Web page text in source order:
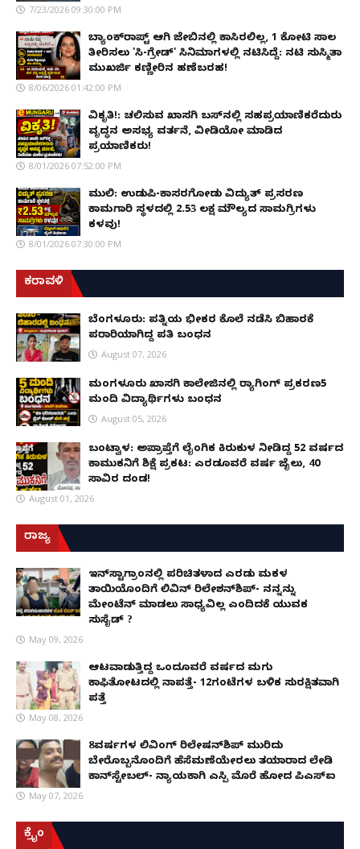
7/23/2026 09:30:00 PM
ಬ್ಯಾಂಕ್‌ರಾಪ್ಟ್‌ ಆಗಿ ಜೇಬಿನಲ್ಲಿ ಕಾಸಿರಲಿಲ್ಲ, ₹1 ಕೋಟಿ ಸಾಲ
ತೀರಿಸಲು 'ಸಿ-ಗ್ರೇಡ್' ಸಿನಿಮಾಗಳಲ್ಲಿ ನಟಿಸಿದ್ದೆ: ನಟಿ ಸುಸ್ಮಿತಾ
ಮುಖರ್ಜಿ ಕಣ್ಣೀರಿನ ಹಣೆಬರಹ!
8/06/2026 01:42:00 PM
ವಿಕೃತಿ!: ಚಲಿಸುವ ಖಾಸಗಿ ಬಸ್‌ನಲ್ಲಿ ಸಹಪ್ರಯಾಣಿಕರೆದುರು
ವೃದ್ಧನ ಅಸಭ್ಯ ವರ್ತನೆ, ವೀಡಿಯೋ ಮಾಡಿದ
ಪ್ರಯಾಣಿಕರು!
8/01/2026 07:52:00 PM
ಮುಲ್ಕಿ: ಉಡುಪಿ-ಕಾಸರಗೋಡು ವಿದ್ಯುತ್ ಪ್ರಸರಣ
ಕಾಮಗಾರಿ ಸ್ಥಳದಲ್ಲಿ ₹2.53 ಲಕ್ಷ ಮೌಲ್ಯದ ಸಾಮಗ್ರಿಗಳು
ಕಳವು!
8/01/2026 07:30:00 PM
ಕರಾವಳಿ
ಬೆಂಗಳೂರು: ಪತ್ನಿಯ ಭೀಕರ ಕೊಲೆ ನಡೆಸಿ ಬಿಹಾರಕ್ಕೆ
ಪರಾರಿಯಾಗಿದ್ದ ಪತಿ ಬಂಧನ
August 07, 2026
ಮಂಗಳೂರು ಖಾಸಗಿ ಕಾಲೇಜಿನಲ್ಲಿ ರ‌್ಯಾಗಿಂಗ್ ಪ್ರಕರಣ5
ಮಂದಿ ವಿದ್ಯಾರ್ಥಿಗಳು ಬಂಧನ
August 05, 2026
ಬಂಟ್ವಾಳ: ಅಪ್ರಾಪ್ತೆಗೆ ಲೈಂಗಿಕ ಕಿರುಕುಳ ನೀಡಿದ್ದ 52 ವರ್ಷದ
ಕಾಮುಕನಿಗೆ ಶಿಕ್ಷೆ ಪ್ರಕಟ: ಎರಡೂವರೆ ವರ್ಷ ಜೈಲು, ₹40
ಸಾವಿರ ದಂಡ!
August 01, 2026
ರಾಜ್ಯ
ಇನ್​ಸ್ಟಾಗ್ರಾಂನಲ್ಲಿ ಪರಿಚಿತಳಾದ ಎರಡು ಮಕ್ಕಳ
ತಾಯಿಯೊಂದಿಗೆ ಲಿವಿನ್ ರಿಲೇಶನ್​ಶಿಪ್- ನನ್ನನ್ನು
ಮೇಂಟೆನ್ ಮಾಡಲು ಸಾಧ್ಯವಿಲ್ಲ ಎಂದಿದಕ್ಕೆ ಯುವಕ
ಸುಸೈಡ್ ?
May 09, 2026
ಆಟವಾಡುತ್ತಿದ್ದ ಒಂದೂವರೆ ವರ್ಷದ ಮಗು
ಕಾಫಿತೋಟದಲ್ಲಿ ನಾಪತ್ತೆ- 12ಗಂಟೆಗಳ ಬಳಿಕ ಸುರಕ್ಷಿತವಾಗಿ
ಪತ್ತೆ
May 08, 2026
8ವರ್ಷಗಳ ಲಿವಿಂಗ್‌ ರಿಲೇಷನ್‌ಶಿಪ್ ಮುರಿದು
ಬೇರೊಬ್ಬನೊಂದಿಗೆ ಹೆಸೆಮಣೆಯೇರಲು ತಯಾರಾದ ಲೇಡಿ
ಕಾನ್‌ಸ್ಟೇಬಲ್- ನ್ಯಾಯಕ್ಕಾಗಿ ಎಸ್ಪಿ ಮೊರೆ ಹೋದ ಪಿಎಸ್ಐ
May 07, 2026
ಕ್ರೈಂ